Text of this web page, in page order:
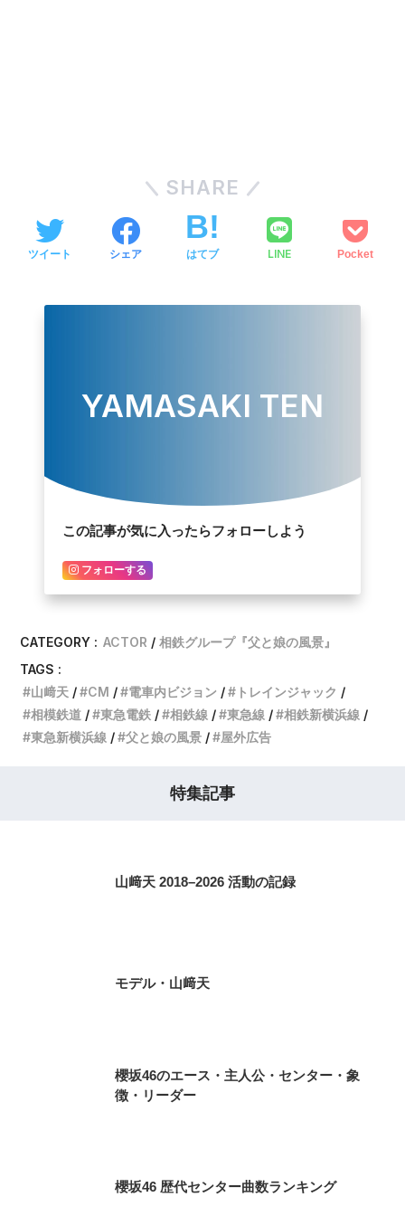
SHARE
ツイート シェア はてブ LINE Pocket
YAMASAKI TEN
この記事が気に入ったらフォローしよう
フォローする
CATEGORY : ACTOR
相鉄グループ『父と娘の風景』
TAGS :
山﨑天
CM 電車内ビジョン
トレインジャック
相模鉄道
東急電鉄 相鉄線 東急線
相鉄新横浜線
東急新横浜線
父と娘の風景 屋外広告
特集記事
山﨑天 2018–2026 活動の記録
モデル・山﨑天
櫻坂46のエース・主人公・センター・象
徴・リーダー
櫻坂46 歴代センター曲数ランキング